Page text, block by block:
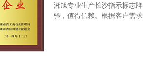
湘旭专业生产长沙指示标志
验，值得信赖。根据客户需